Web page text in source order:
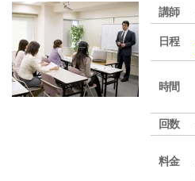
講師
日程
時間
回数
料金